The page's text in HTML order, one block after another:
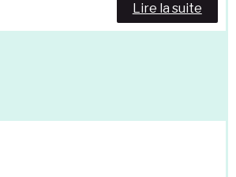
Lire la suite